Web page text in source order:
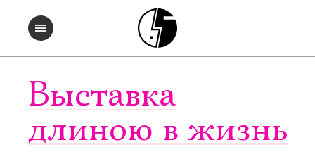
Выставка
длиною в жизнь